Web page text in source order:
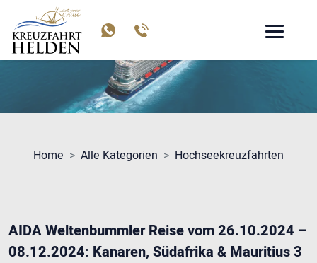
Home Alle Kategorien Hochseekreuzfahrten
AIDA Weltenbummler Reise vom 26.10.2024 –
08.12.2024: Kanaren, Südafrika & Mauritius 3